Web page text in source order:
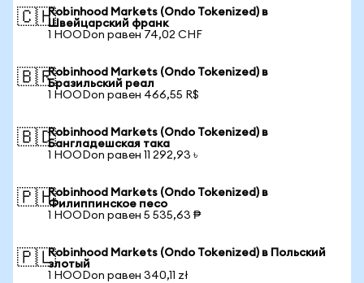
🇨🇭Robinhood Markets (Ondo Tokenized) в
Швейцарский франк
1 HOODon равен 74,02 CHF
🇧🇷Robinhood Markets (Ondo Tokenized) в
Бразильский реал
1 HOODon равен 466,55 R$
🇧🇩Robinhood Markets (Ondo Tokenized) в
Бангладешская така
1 HOODon равен 11 292,93 ৳
🇵🇭Robinhood Markets (Ondo Tokenized) в
Филиппинское песо
1 HOODon равен 5 535,63 ₱
🇵🇱Robinhood Markets (Ondo Tokenized) в Польский
злотый
1 HOODon равен 340,11 zł